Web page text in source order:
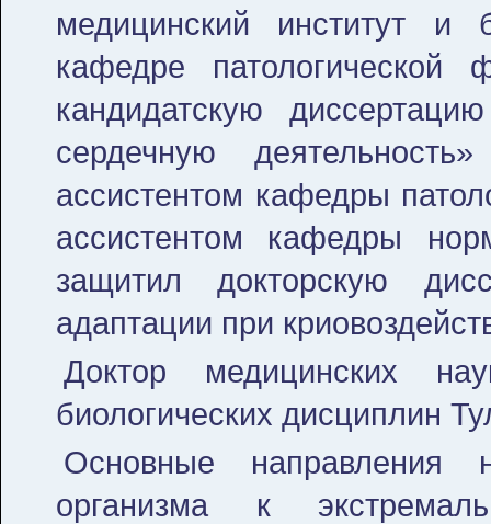
медицинский институт
кафедре
кандидатскую
сердечную
ассистентом кафедры
ассистентом кафедры
защитил докторскую
адаптации при
Доктор медицинских
биологических дисциплин
Основные направления
организма к